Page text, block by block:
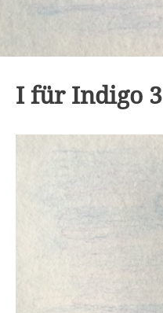
I für Indigo 3